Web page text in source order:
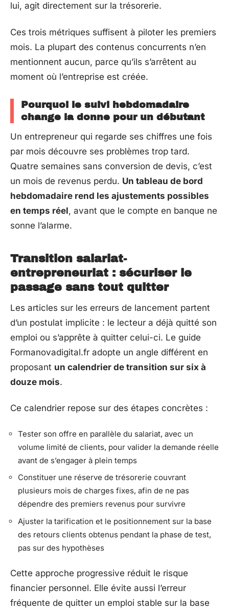
lui, agit directement sur la trésorerie.
Ces trois métriques suffisent à piloter les premiers
mois. La plupart des contenus concurrents n’en
mentionnent aucun, parce qu’ils s’arrêtent au
moment où l’entreprise est créée.
Pourquoi le suivi hebdomadaire
change la donne pour un débutant
Un entrepreneur qui regarde ses chiffres une fois
par mois découvre ses problèmes trop tard.
Quatre semaines sans conversion de devis, c’est
un mois de revenus perdu. Un tableau de bord
hebdomadaire rend les ajustements possibles
en temps réel, avant que le compte en banque ne
sonne l’alarme.
Transition salariat-
entrepreneuriat : sécuriser le
passage sans tout quitter
Les articles sur les erreurs de lancement partent
d’un postulat implicite : le lecteur a déjà quitté son
emploi ou s’apprête à quitter celui-ci. Le guide
Formanovadigital.fr adopte un angle différent en
proposant un calendrier de transition sur six à
douze mois.
Ce calendrier repose sur des étapes concrètes :
Tester son offre en parallèle du salariat, avec un
volume limité de clients, pour valider la demande réelle
avant de s’engager à plein temps
Constituer une réserve de trésorerie couvrant
plusieurs mois de charges fixes, afin de ne pas
dépendre des premiers revenus pour survivre
Ajuster la tarification et le positionnement sur la base
des retours clients obtenus pendant la phase de test,
pas sur des hypothèses
Cette approche progressive réduit le risque
financier personnel. Elle évite aussi l’erreur
fréquente de quitter un emploi stable sur la base